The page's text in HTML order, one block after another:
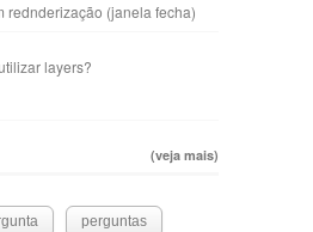
rednderização (janela fecha)
layers?
(veja mais)
perguntas